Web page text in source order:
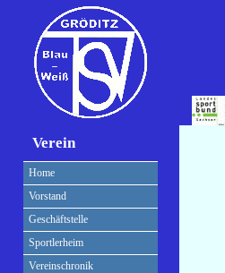
Verein
Home
Vorstand
Geschäftstelle
Sportlerheim
Vereinschronik